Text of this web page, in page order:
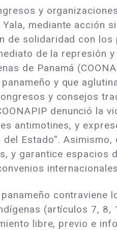
y
Yala, mediante acción
de solidaridad con
de la represión
de Panamá
y que
y consejos
denunció la
antimotines, y
del Estado”.
y garantice espacios
(artículos 7,
libre, previo e